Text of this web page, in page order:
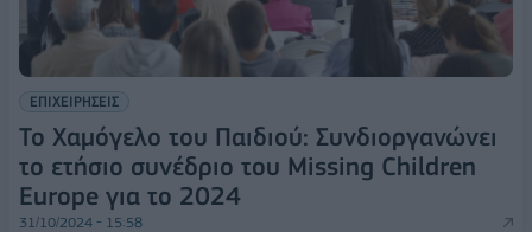
ΕΠΙΧΕΙΡΗΣΕΙΣ
Το Χαμόγελο του Παιδιού: Συνδιοργανώνει
το ετήσιο συνέδριο του Missing Children
Europe για το 2024
31/10/2024 - 15:58